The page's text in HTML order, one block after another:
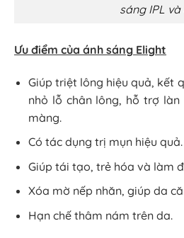
sáng IPL và
Ưu điểm của ánh sáng Elight
Giúp triệt lông hiệu quả, kết
nhỏ lỗ chân lông, hỗ trợ
màng.
Có tác dụng trị mụn hiệu quả.
Giúp tái tạo, trẻ hóa và làm
Xóa mờ nếp nhăn, giúp da
Hạn chế thâm nám trên da.